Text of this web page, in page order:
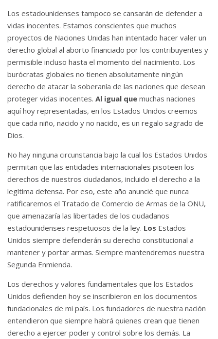
Los estadounidenses tampoco se cansarán de defender a
vidas inocentes. Estamos conscientes que muchos
proyectos de Naciones Unidas han intentado hacer valer un
derecho global al aborto financiado por los contribuyentes y
permisible incluso hasta el momento del nacimiento. Los
burócratas globales no tienen absolutamente ningún
derecho de atacar la soberanía de las naciones que desean
proteger vidas inocentes. Al igual que muchas naciones
aquí hoy representadas, en los Estados Unidos creemos
que cada niño, nacido y no nacido, es un regalo sagrado de
Dios.
No hay ninguna circunstancia bajo la cual los Estados Unidos
permitan que las entidades internacionales pisoteen los
derechos de nuestros ciudadanos, incluido el derecho a la
legítima defensa. Por eso, este año anuncié que nunca
ratificaremos el Tratado de Comercio de Armas de la ONU,
que amenazaría las libertades de los ciudadanos
estadounidenses respetuosos de la ley. Los Estados
Unidos siempre defenderán su derecho constitucional a
mantener y portar armas. Siempre mantendremos nuestra
Segunda Enmienda.
Los derechos y valores fundamentales que los Estados
Unidos defienden hoy se inscribieron en los documentos
fundacionales de mi país. Los fundadores de nuestra nación
entendieron que siempre habrá quienes crean que tienen
derecho a ejercer poder y control sobre los demás. La